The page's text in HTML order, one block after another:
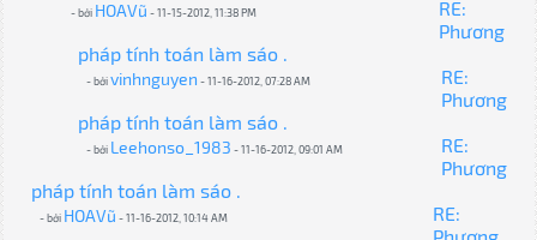
- bởi HOAVũ - 11-15-2012, 11:38 PM
RE:
Phương
pháp tính toán làm sáo .
- bởivinhnguyen - 11-16-2012, 07:28 AM
RE:
Phương
pháp tính toán làm sáo .
- bởi Leehonso_1983 - 11-16-2012, 09:01 AM
RE:
Phương
pháp tính toán làm sáo .
- bởi HOAVũ - 11-16-2012, 10:14 AM
RE: